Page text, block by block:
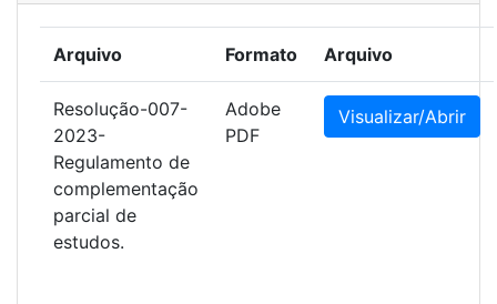
Arquivo Formato Arquivo
Resolução-007-
2023-
Regulamento de
complementação
parcial de
estudos.
Adobe
PDF
Visualizar/Abrir